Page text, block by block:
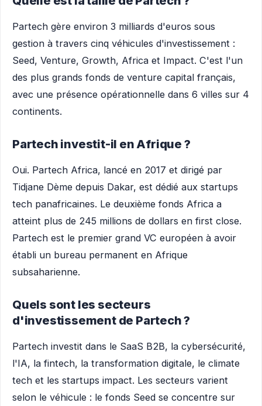
Partech gère environ 3 milliards d'euros sous
gestion à travers cinq véhicules d'investissement :
Seed, Venture, Growth, Africa et Impact. C'est l'un
des plus grands fonds de venture capital français,
avec une présence opérationnelle dans 6 villes sur 4
continents.
Partech investit-il en Afrique ?
Oui. Partech Africa, lancé en 2017 et dirigé par
Tidjane Dème depuis Dakar, est dédié aux startups
tech panafricaines. Le deuxième fonds Africa a
atteint plus de 245 millions de dollars en first close.
Partech est le premier grand VC européen à avoir
établi un bureau permanent en Afrique
subsaharienne.
Quels sont les secteurs
d'investissement de Partech ?
Partech investit dans le SaaS B2B, la cybersécurité,
l'IA, la fintech, la transformation digitale, le climate
tech et les startups impact. Les secteurs varient
selon le véhicule : le fonds Seed se concentre sur